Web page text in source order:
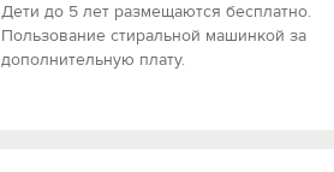
Дети до 5 лет размещаются бесплатно.
Пользование стиральной машинкой за
дополнительную плату.